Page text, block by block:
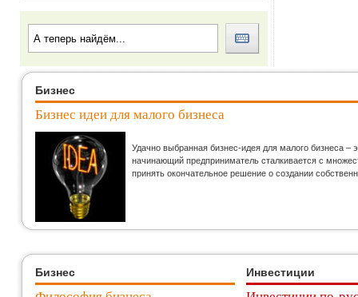
Бизнес
Бизнес идеи для малого бизнеса
Удачно выбранная бизнес-идея для малого бизнеса
начинающий предприниматель сталкивается с
принять окончательное решение о создании
Бизнес Инвестиции